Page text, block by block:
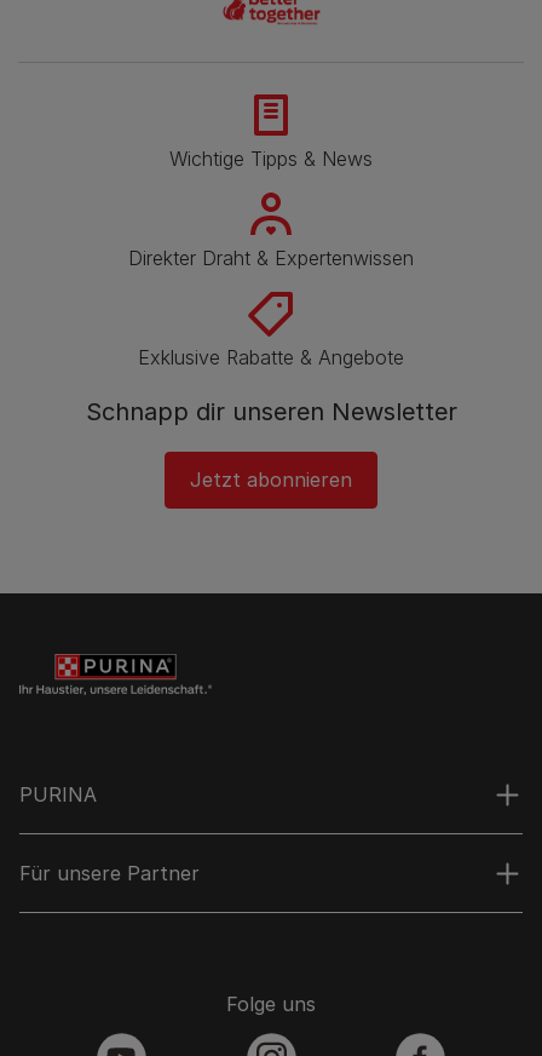
Wichtige Tipps & News
Direkter Draht & Expertenwissen
Exklusive Rabatte & Angebote
Schnapp dir unseren Newsletter
Jetzt abonnieren
PURINA
Für unsere Partner
Folge uns